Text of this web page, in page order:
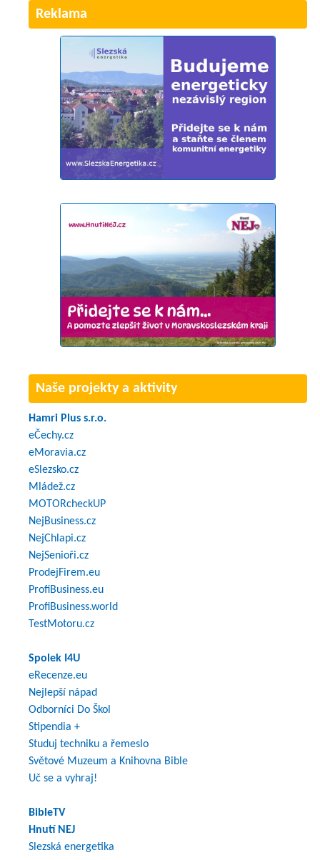
Reklama
Naše projekty a aktivity
Hamri Plus s.r.o.
eČechy.cz
eMoravia.cz
eSlezsko.cz
Mládež.cz
MOTORcheckUP
NejBusiness.cz
NejChlapi.cz
NejSenioři.cz
ProdejFirem.eu
ProfiBusiness.eu
ProfiBusiness.world
TestMotoru.cz
Spolek I4U
eRecenze.eu
Nejlepší nápad
Odborníci Do Škol
Stipendia +
Studuj techniku a řemeslo
Světové Muzeum a Knihovna Bible
Uč se a vyhraj!
BibleTV
Hnutí NEJ
Slezská energetika